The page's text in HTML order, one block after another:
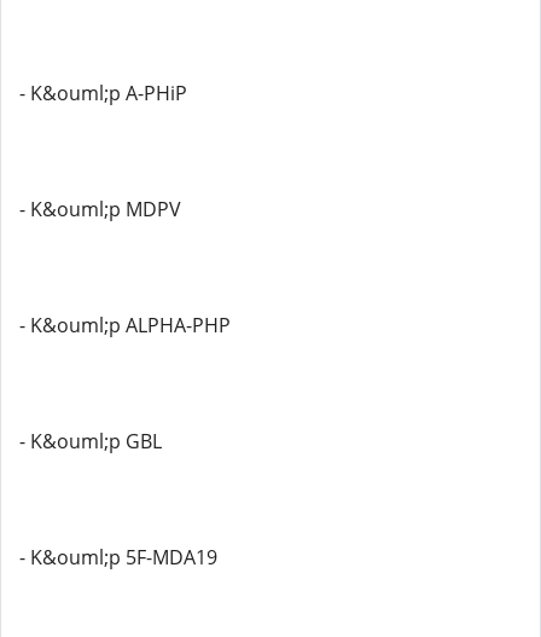
- K&ouml;p A-PHiP
- K&ouml;p MDPV
- K&ouml;p ALPHA-PHP
- K&ouml;p GBL
- K&ouml;p 5F-MDA19